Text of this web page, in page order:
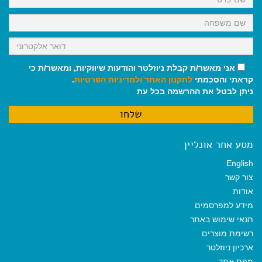
אני מאשר/ת קבלת ניוזלטר והודעות שיווקיות, ומאשר/ת כי
קראתי והסכמתי לתקנון האתר ולמדיניות הפרטיות.
ניתן לבטל את ההרשמה בכל עת
מסע אחר אונליין
English
צור קשר
אודות
מידע למפרסמים
תנאי שימוש באתר
רשימת מוצרים
ארכיון ניוזלטר